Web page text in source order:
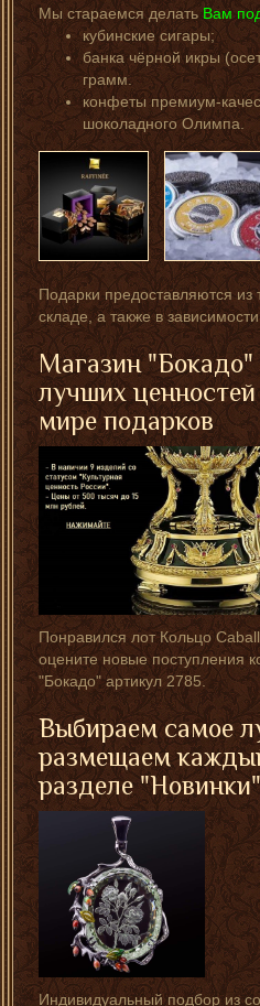
Мы стараемся делать Вам
кубинские сигары;
банка чёрной икры
грамм.
конфеты премиум-
шоколадного Олимпа.
Подарки предоставляются из
складе, а также в
Магазин "Бокадо"
лучших
мире подарков
Понравился лот Кольцо
оцените новые поступления
"Бокадо" артикул 2785.
Выбираем самое
размещаем
разделе "Новинки"
Индивидуальный подбор из